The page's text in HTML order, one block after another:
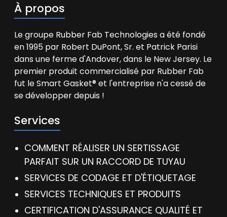
À propos
Le groupe Rubber Fab Technologies a été fondé
en 1995 par Robert DuPont, Sr. et Patrick Parisi
dans une ferme d'Andover, dans le New Jersey. Le
premier produit commercialisé par Rubber Fab
fut le Smart Gasket® et l'entreprise n'a cessé de
se développer depuis !
Services
COMMENT RÉALISER UN SERTISSAGE
PARFAIT SUR UN RACCORD DE TUYAU
SERVICES DE CODAGE ET D'ÉTIQUETAGE
SERVICES TECHNIQUES ET PRODUITS
CERTIFICATION D'ASSURANCE QUALITÉ ET